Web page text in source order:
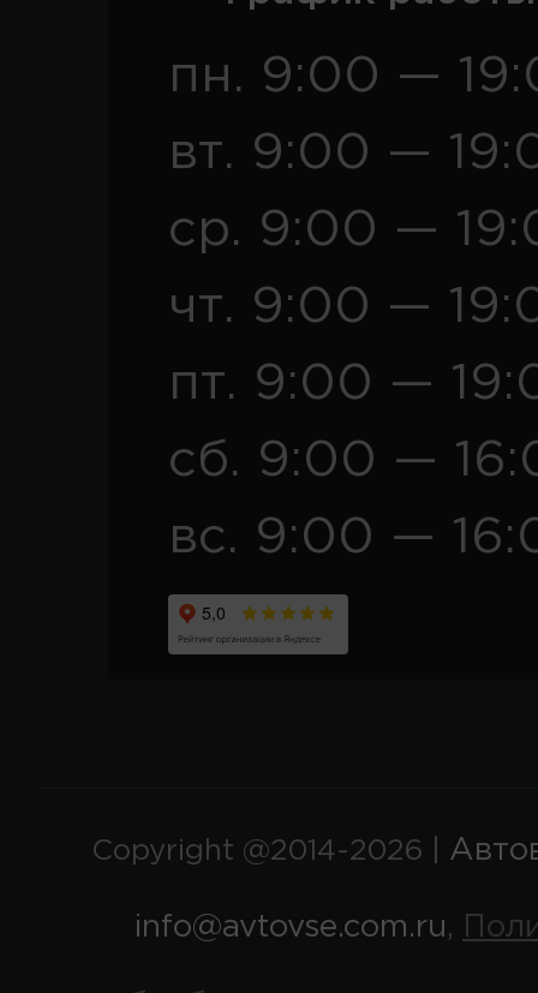
пн. 9:00 —
вт. 9:00 —
ср. 9:00 —
чт. 9:00 —
пт. 9:00 —
сб. 9:00 —
вс. 9:00 —
Copyright @2014-2026 |
info@avtovse.com.ru,